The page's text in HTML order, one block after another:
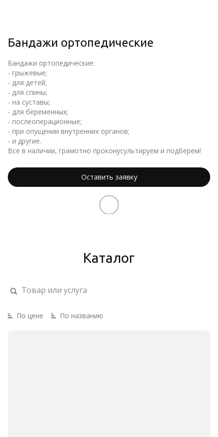
Бандажи ортопедические
Бандажи ортопедические:
- грыжевые;
- для детей;
- для спины;
- на суставы;
- для беременных;
- послеоперационные;
- при опущении внутренних органов;
- и другие.
Все в наличии, грамотно проконусультируем и подберем!
Оставить заявку
Каталог
По цене По названию